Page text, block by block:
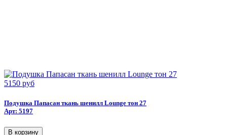
5150 руб
Подушка Папасан ткань шенилл Lounge тон 27
Арт: 5197